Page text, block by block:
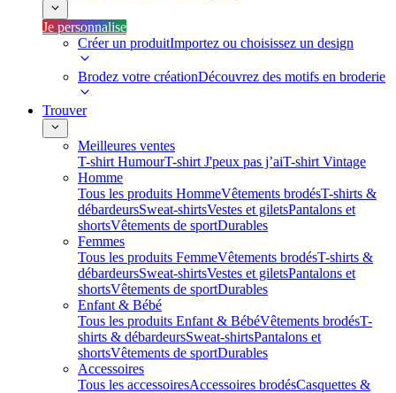
Je personnalise
Créer un produitImportez ou choisissez un design
Brodez votre créationDécouvrez des motifs en broderie
Trouver
Meilleures ventes
T-shirt HumourT-shirt J'peux pas j’aiT-shirt Vintage
Homme
Tous les produits HommeVêtements brodésT-shirts &
débardeursSweat-shirtsVestes et giletsPantalons et
shortsVêtements de sportDurables
Femmes
Tous les produits FemmeVêtements brodésT-shirts &
débardeursSweat-shirtsVestes et giletsPantalons et
shortsVêtements de sportDurables
Enfant & Bébé
Tous les produits Enfant & BébéVêtements brodésT-
shirts & débardeursSweat-shirtsPantalons et
shortsVêtements de sportDurables
Accessoires
Tous les accessoiresAccessoires brodésCasquettes &